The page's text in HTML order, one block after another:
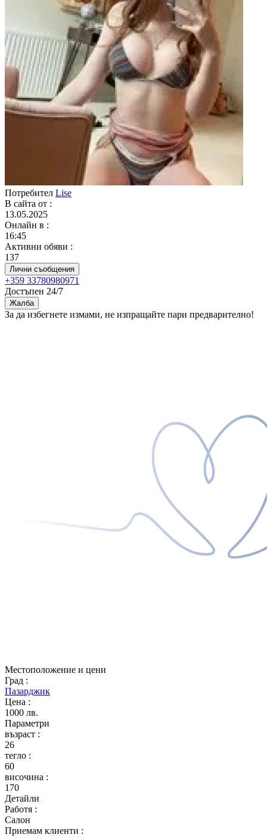
Потребител Lise
В сайта от :
13.05.2025
Онлайн в :
16:45
Активни обяви :
137
Лични съобщения
+359 33780980971
Достъпен 24/7
Жалба
За да избегнете измами, не изпращайте пари предварително!
Местоположение и цени
Град :
Пазарджик
Цена :
1000 лв.
Параметри
възраст :
26
тегло :
60
височина :
170
Детайли
Работя :
Салон
Приемам клиенти :